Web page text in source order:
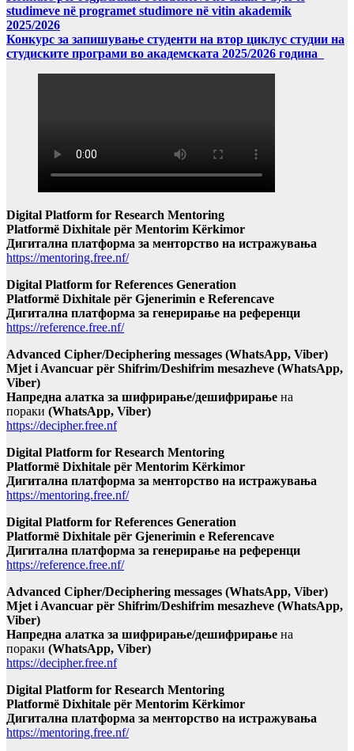
studimeve në programet studimore në vitin akademik
2025/2026
Конкурс за запишување студенти на втор циклус студии на
студиските програми во академската 2025/2026 година
Digital Platform for Research Mentoring
Platformë Dixhitale për Mentorim Kërkimor
Дигитална платформа за менторство на истражувања
https://mentoring.free.nf/
Digital Platform for References Generation
Platformë Dixhitale për Gjenerimin e Referencave
Дигитална платформа за генерирање на референци
https://reference.free.nf/
Advanced Cipher/Deciphering messages (WhatsApp, Viber)
Mjet i Avancuar për Shifrim/Deshifrim mesazheve (WhatsApp,
Viber)
Напредна алатка за шифрирање/дешифрирање на
пораки (WhatsApp, Viber)
https://decipher.free.nf
Digital Platform for Research Mentoring
Platformë Dixhitale për Mentorim Kërkimor
Дигитална платформа за менторство на истражувања
https://mentoring.free.nf/
Digital Platform for References Generation
Platformë Dixhitale për Gjenerimin e Referencave
Дигитална платформа за генерирање на референци
https://reference.free.nf/
Advanced Cipher/Deciphering messages (WhatsApp, Viber)
Mjet i Avancuar për Shifrim/Deshifrim mesazheve (WhatsApp,
Viber)
Напредна алатка за шифрирање/дешифрирање на
пораки (WhatsApp, Viber)
https://decipher.free.nf
Digital Platform for Research Mentoring
Platformë Dixhitale për Mentorim Kërkimor
Дигитална платформа за менторство на истражувања
https://mentoring.free.nf/